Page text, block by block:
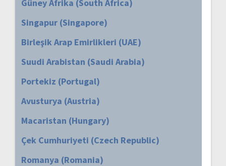
Güney Afrika (South Africa)
Singapur (Singapore)
Birleşik Arap Emirlikleri (UAE)
Suudi Arabistan (Saudi Arabia)
Portekiz (Portugal)
Avusturya (Austria)
Macaristan (Hungary)
Çek Cumhuriyeti (Czech Republic)
Romanya (Romania)